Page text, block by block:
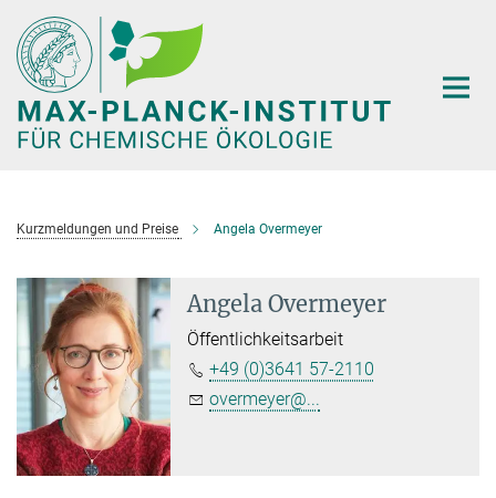
Hauptinhalt
Kurzmeldungen und Preise Angela Overmeyer
Angela Overmeyer
Öffentlichkeitsarbeit
+49 (0)3641 57-2110
overmeyer@...